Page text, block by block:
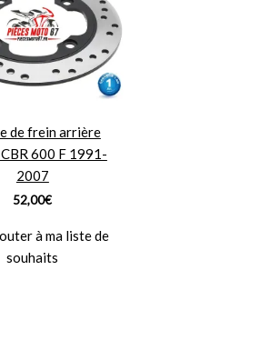
de frein arrière
600 F 1991-
2007
52,00€
à ma liste de
souhaits